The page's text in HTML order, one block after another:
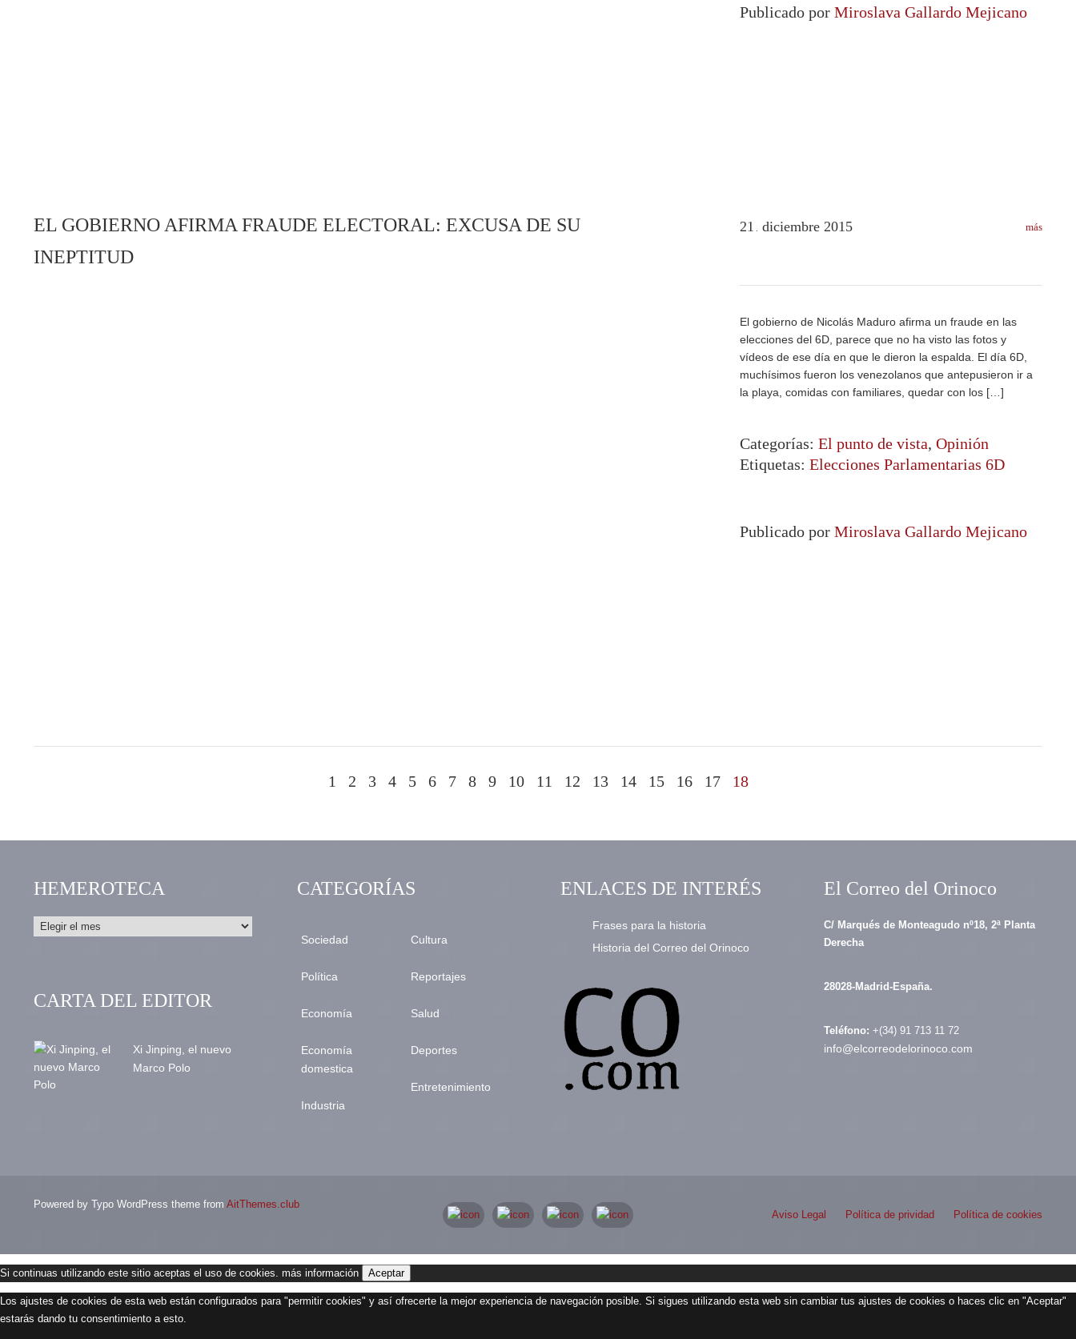
Publicado por Miroslava Gallardo Mejicano
EL GOBIERNO AFIRMA FRAUDE ELECTORAL: EXCUSA DE SU
INEPTITUD
21 diciembre 2015
El gobierno de Nicolás Maduro afirma un fraude en las
elecciones del 6D, parece que no ha visto las fotos y
vídeos de ese día en que le dieron la espalda. El día 6D,
muchísimos fueron los venezolanos que antepusieron ir a
la playa, comidas con familiares, quedar con los […]
más
Categorías: El punto de vista, Opinión
Etiquetas: Elecciones Parlamentarias 6D
Publicado por Miroslava Gallardo Mejicano
1 2 3 4 5 6 7 8 9 10 11 12 13 14 15 16 17 18
HEMEROTECA
CARTA DEL EDITOR
Xi Jinping, el nuevo
Marco Polo
CATEGORÍAS
Sociedad
Política
Economía
Economía
domestica
Industria
Cultura
Reportajes
Salud
Deportes
Entretenimiento
ENLACES DE INTERÉS
Frases para la historia
Historia del Correo del Orinoco
El Correo del Orinoco
C/ Marqués de Monteagudo nº18, 2ª Planta
Derecha
28028-Madrid-España.
Teléfono: +(34) 91 713 11 72
info@elcorreodelorinoco.com
Aviso Legal Política de prividad Política de cookies
Powered by Typo WordPress theme from AitThemes.club
Si continuas utilizando este sitio aceptas el uso de cookies. más información Aceptar
Los ajustes de cookies de esta web están configurados para "permitir cookies" y así ofrecerte la mejor experiencia de navegación posible. Si sigues utilizando esta web sin cambiar tus ajustes de cookies o haces clic en "Aceptar"
estarás dando tu consentimiento a esto.